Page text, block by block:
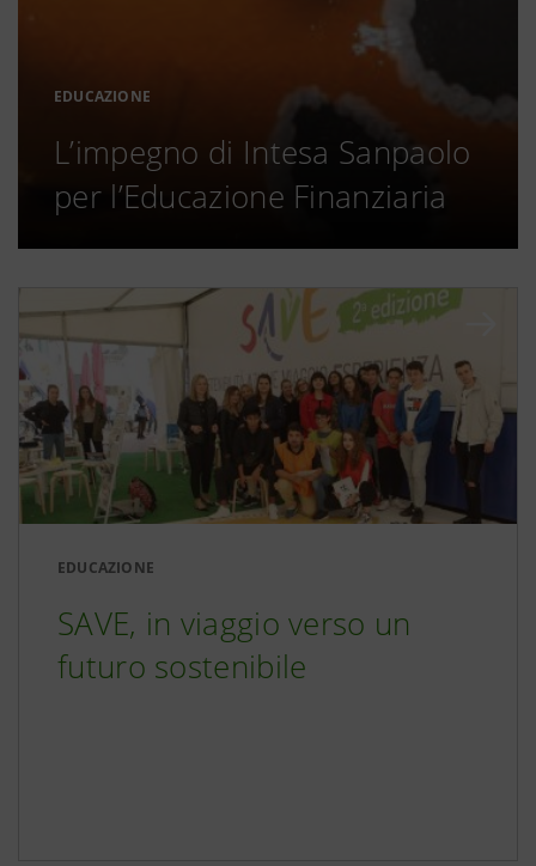
EDUCAZIONE
L’impegno di Intesa Sanpaolo
per l’Educazione Finanziaria
EDUCAZIONE
SAVE, in viaggio verso un
futuro sostenibile